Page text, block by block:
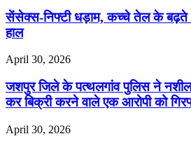
सेंसेक्स-निफ्टी धड़ाम, कच्चे तेल के बढ़ते
हाल
April 30, 2026
जशपुर जिले के पत्थलगांव पुलिस ने
कर बिक्री करने वाले एक आरोपी को
April 30, 2026